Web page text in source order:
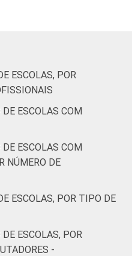
/ mar 2015
ESCOLAS, POR
ESCOLAS COM
ESCOLAS COM
NÚMERO DE
ESCOLAS, POR TIPO DE
ESCOLAS, POR
-